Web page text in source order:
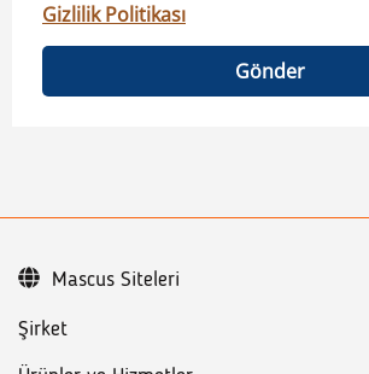
Gizlilik Politikası
Gönder
Şirket
Mascus Siteleri